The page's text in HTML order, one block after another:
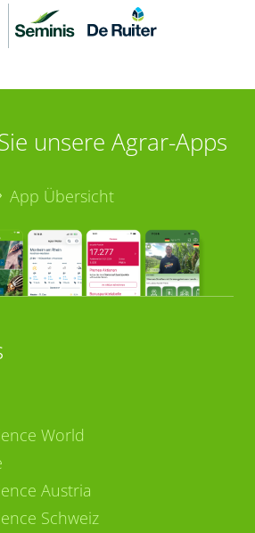
unsere Agrar-Apps
App Übersicht
World
Austria
Schweiz